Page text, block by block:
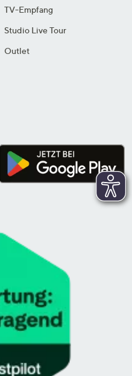
TV-Empfang
Studio Live Tour
Outlet